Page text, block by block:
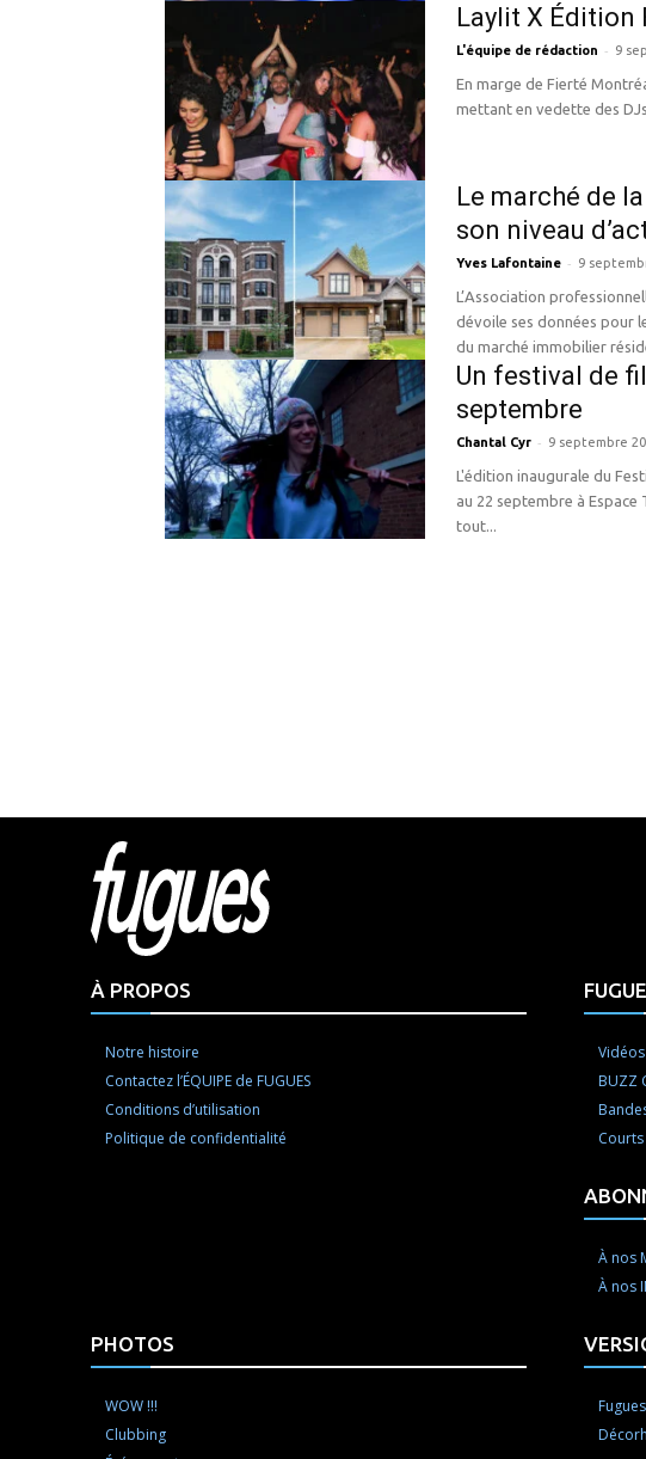
Laylit X Édition
L'équipe de rédaction - 9
En marge de Fierté
mettant en vedette des
Le marché de
son niveau
Yves Lafontaine - 9
L’Association
dévoile ses données pour
du marché immobilier
Un festival de
septembre
Chantal Cyr - 9 septembre
L'édition inaugurale du
au 22 septembre à
tout...
À PROPOS
Notre histoire
Contactez l’ÉQUIPE de FUGUES
Conditions d’utilisation
Politique de confidentialité
BUZZ
À nos
À nos
PHOTOS
WOW !!!
Clubbing
Fugues